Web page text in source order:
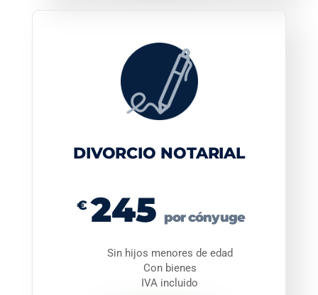
DIVORCIO NOTARIAL
€ 245 por cónyuge
Sin hijos menores de edad
Con bienes
IVA incluido